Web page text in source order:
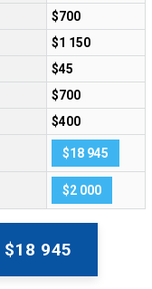
$700
$1 150
$45
$700
$400
$18 945
$2 000
$18 945